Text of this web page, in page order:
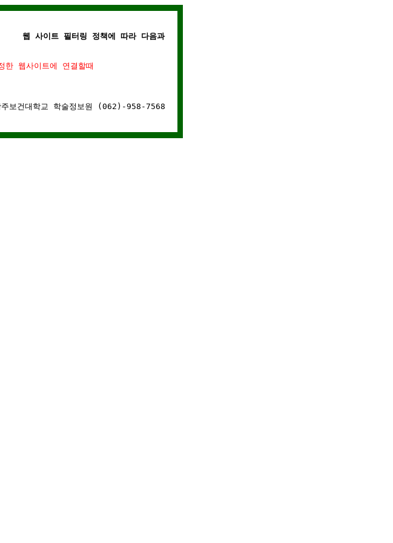
웹 사이트 필터링 정책에 따라 다음과 같은 경우에는 웹사이트 연결이 차단됩니다.
웹사이트에 연결할때
주보건대학교 학술정보원 (062)-958-7568